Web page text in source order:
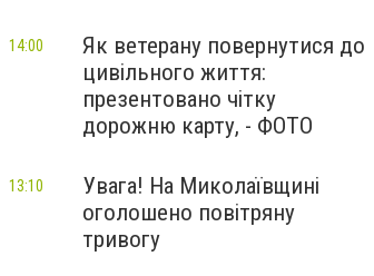
Як ветерану повернутися до
цивільного життя:
презентовано чітку
дорожню карту, - ФОТО
14:00
Увага! На Миколаївщині
оголошено повітряну
тривогу
13:10